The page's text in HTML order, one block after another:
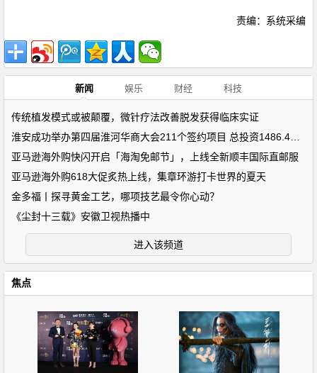
责编：系统采编
新闻 娱乐 财经 科技
传统植发模式或被颠覆，微针疗法改善脱发获得临床实证
亚马逊海外购快闪开启「海淘免邮节」，上线全新顺丰国际直邮服
亚马逊海外购618大促炙热上线，集章环游打卡世界的夏天
金多福丨探寻黄金工艺，哪项技艺最令你心动？
《尘封十三载》安徽卫视热播中
进入该频道
焦点